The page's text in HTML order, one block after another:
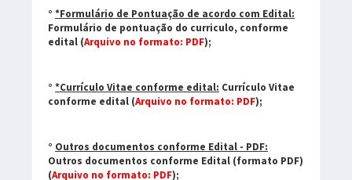
° *Formulário de Pontuação de acordo com Edital:
Formulário de pontuação do curriculo, conforme
edital (Arquivo no formato: PDF);
° *Currículo Vitae conforme edital: Currículo Vitae
conforme edital (Arquivo no formato: PDF);
° Outros documentos conforme Edital - PDF:
Outros documentos conforme Edital (formato PDF)
(Arquivo no formato: PDF);